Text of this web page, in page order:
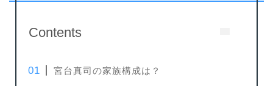
Contents
宮台真司の家族構成は？